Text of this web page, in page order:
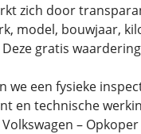
zich door
model, bouwjaar,
gratis
we een fysieke
en technische
–